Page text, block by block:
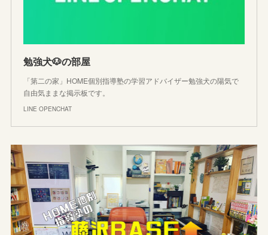
勉強犬🐶の部屋
「第二の家」HOME個別指導塾の学習アドバイザー勉強犬の陽気で
自由気ままな掲示板です。
LINE OPENCHAT